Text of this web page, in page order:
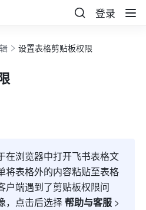
登录
设置表格剪贴板权限
在浏览器中打开飞书表格文
将表格外的内容粘贴至表格
户端遇到了剪贴板权限问
，点击后选择 帮助与客服